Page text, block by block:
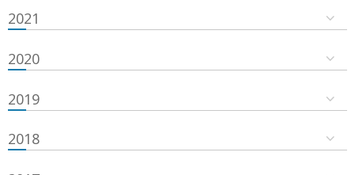
2021
2020
2019
2018